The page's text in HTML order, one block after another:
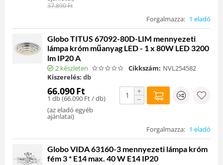
37.890Ft
Forgalmazza: 1 eladó
Globo TITUS 67092-80D-LIM mennyezeti
lámpa króm műanyag LED - 1 x 80W LED 3200
lm IP20 A
2 készleten Cikkszám: NVL254582
Kiszerelés: db
66.090Ft
1 db (66.090 Ft/ db)
(az eladó egyéb
ajánlatai)
+
−
Forgalmazza: 1 eladó
Globo VIDA 63160-3 mennyezeti lámpa króm
fém 3 * E14 max. 40 W E14 IP20